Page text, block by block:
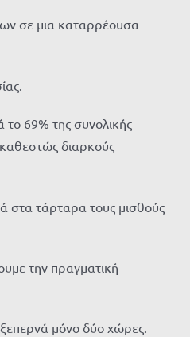
σε μια καταρρέουσα
69% της συνολικής
διαρκούς
στα τάρταρα τους μισθούς
την πραγματική
μόνο δύο χώρες.